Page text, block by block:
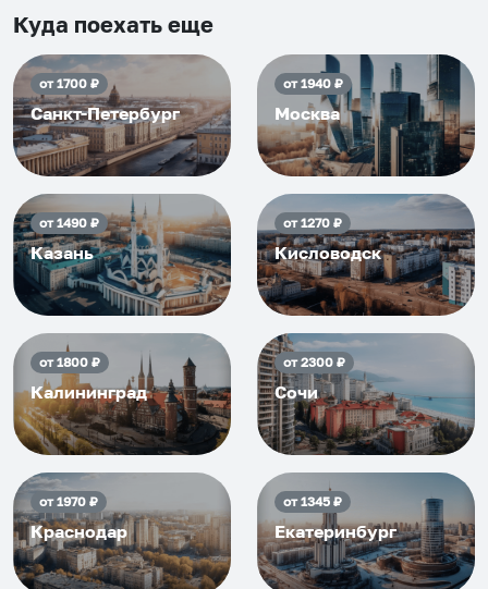
приезжать еще...
Куда поехать еще
от1700₽
Санкт-Петербург
от1940₽
Москва
от1490₽
Казань
от1270₽
Кисловодск
от1800₽
Калининград
от2300₽
Сочи
от1970₽
Краснодар
от1345₽
Екатеринбург